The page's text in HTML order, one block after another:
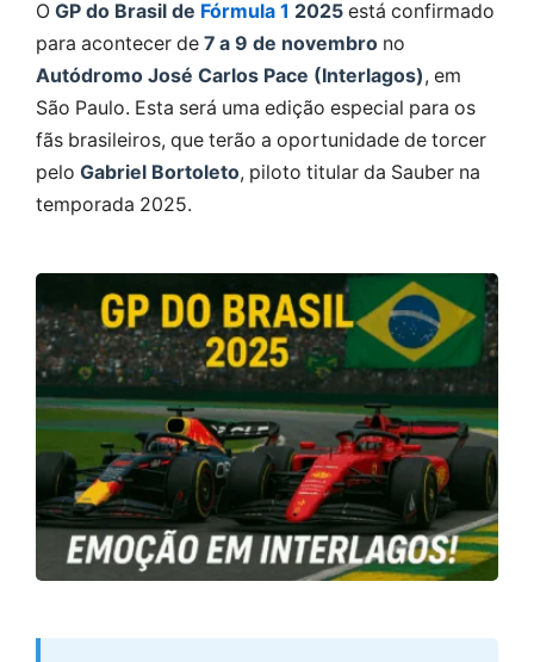
O GP do Brasil de Fórmula 1 2025 está confirmado
para acontecer de 7 a 9 de novembro no
Autódromo José Carlos Pace (Interlagos), em
São Paulo. Esta será uma edição especial para os
fãs brasileiros, que terão a oportunidade de torcer
pelo Gabriel Bortoleto, piloto titular da Sauber na
temporada 2025.